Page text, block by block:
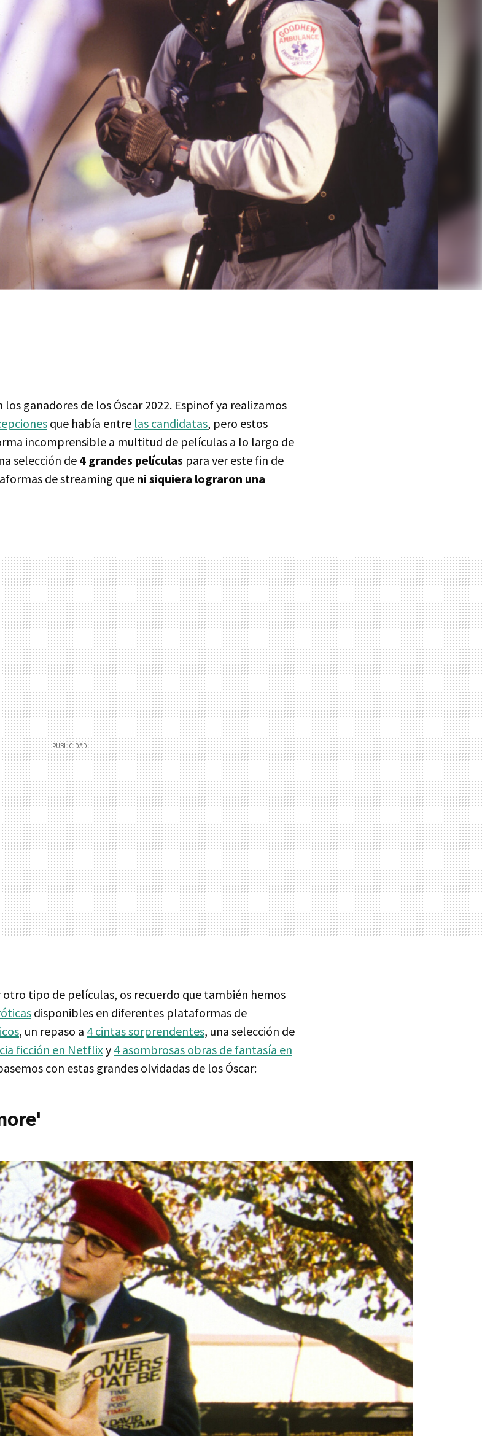
los ganadores de los Óscar 2022. Espinof ya realizamos
que había entre las candidatas, pero estos
incomprensible a multitud de películas a lo largo de
selección de4 grandes películas para ver este fin de
de streaming que ni siquiera lograron una
otro tipo de películas, os recuerdo que también hemos
disponibles en diferentes plataformas de
, un repaso a 4 cintas sorprendentes, una selección de
ficción en Netflixy 4 asombrosas obras de fantasía en
con estas grandes olvidadas de los Óscar: